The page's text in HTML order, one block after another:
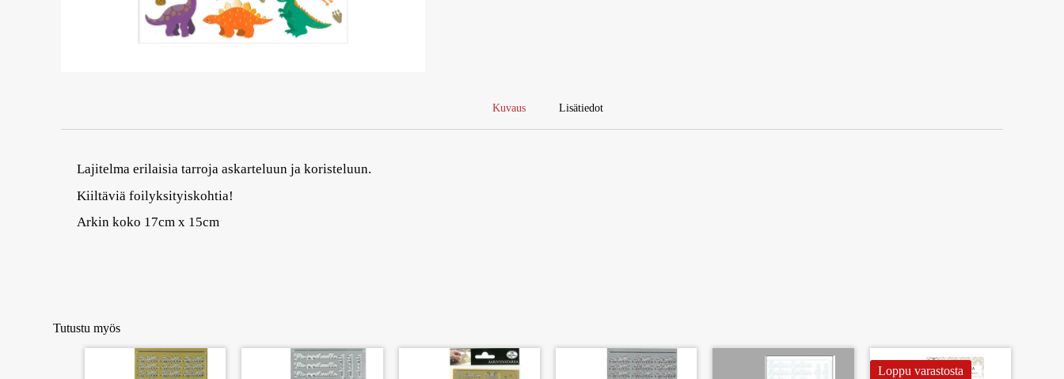
Kuvaus Lisätiedot
Lajitelma erilaisia tarroja askarteluun ja koristeluun.
Kiiltäviä foilyksityiskohtia!
Arkin koko 17cm x 15cm
Tutustu myös
Loppu varastosta